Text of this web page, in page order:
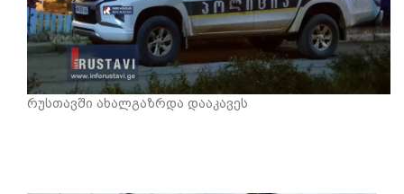
რუსთავში ახალგაზრდა დააკავეს